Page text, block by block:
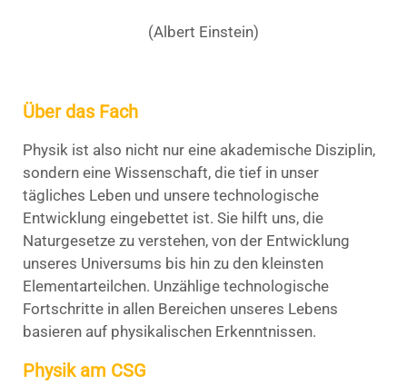
(Albert Einstein)
Über das Fach
Physik ist also nicht nur eine akademische Disziplin,
sondern eine Wissenschaft, die tief in unser
tägliches Leben und unsere technologische
Entwicklung eingebettet ist. Sie hilft uns, die
Naturgesetze zu verstehen, von der Entwicklung
unseres Universums bis hin zu den kleinsten
Elementarteilchen. Unzählige technologische
Fortschritte in allen Bereichen unseres Lebens
basieren auf physikalischen Erkenntnissen.
Physik am CSG